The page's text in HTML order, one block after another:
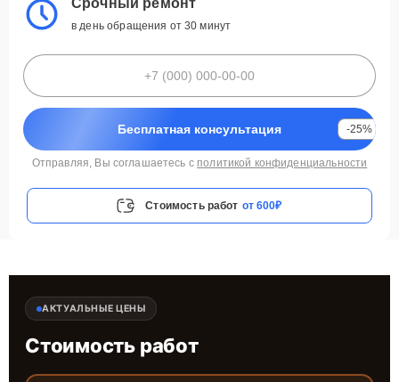
Срочный ремонт
в день обращения от 30 минут
Бесплатная консультация -25%
Отправляя, Вы соглашаетесь с политикой конфиденциальности
Стоимость работ от 600₽
АКТУАЛЬНЫЕ ЦЕНЫ
Стоимость работ